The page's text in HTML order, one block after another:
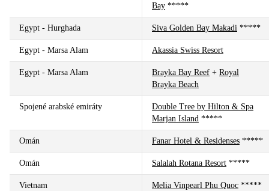
Bay *****
Egypt - Hurghada Siva Golden Bay Makadi *****
Egypt - Marsa Alam Akassia Swiss Resort
Egypt - Marsa Alam Brayka Bay Reef + Royal
Brayka Beach
Spojené arabské emiráty
Double Tree by Hilton & Spa
Marjan Island *****
Omán Fanar Hotel & Residenses *****
Omán Salalah Rotana Resort *****
Vietnam Melia Vinpearl Phu Quoc *****